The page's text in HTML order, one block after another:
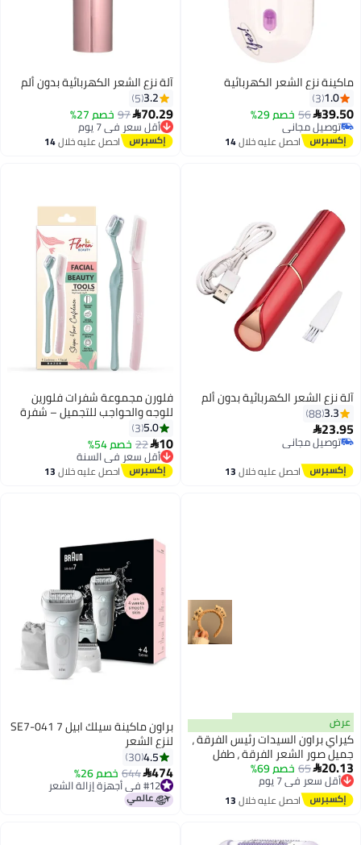
ماكينة نزع الشعر الكهربائية
1.0
3
39.50
56 خصم 29%
توصيل مجاني
توصيل مجانياحصل عليه خلال14
آلة نزع الشعر الكهربائية بدون ألم
3.2
5
70.29
97 خصم 27%أقل سعر في 7 يوم
توصيل مجاني
أقل سعر في 7 يوماحصل عليه خلال14
آلة نزع الشعر الكهربائية بدون ألم
3.3
88
23.95
توصيل مجاني
توصيل مجاني
احصل عليه خلال13
اغسطس
فلورن مجموعة شفرات فلورين
للوجه والحواجب للتجميل – شفرة
ألمانية، انزلاق ناعم، غطاء واقي –
مزيل شعر الوجه النسائي لتشكيل
الحواجب والعناية بالوجه (شفرتان)
5.0
3
10
22 خصم 54%
أقل سعر في السنة
توصيل مجاني
أقل سعر في السنة
احصل عليه خلال13
اغسطس
عرض
كيراي براون السيدات رئيس الفرقة ،
جميل صور الشعر الفرقة ، طفل
جميل الشعر الحلي ، الطرف عقال
20.13
65 خصم 69%أقل سعر في 7 يوم
توصيل مجاني
أقل سعر في 7 يوماحصل عليه خلال13
براون ماكينة سيلك ابيل 7 SE7-041
لنزع الشعر
4.5
30
474
644 خصم 26% #12 في أجهزة إزالة الشعر
أقل سعر في السنة
#12 في أجهزة إزالة الشعر